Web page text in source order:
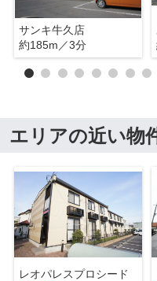
サンキ牛久店
約185m／3分
エリアの近い物
レオパレスプロシード